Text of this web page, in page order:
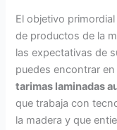
El objetivo
de productos de la
las expectativas de
puedes encontrar
tarimas laminadas
que trabaja con
la madera y que